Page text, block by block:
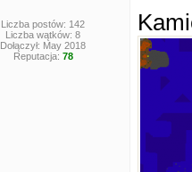
Liczba postów: 142
Liczba wątków: 8
Dołączył: May 2018
Reputacja: 78